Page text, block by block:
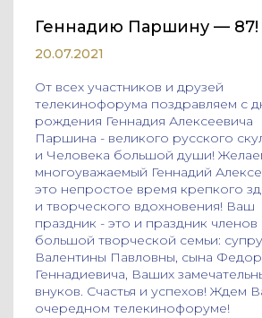
Геннадию Паршину — 87!
20.07.2021
От всех участников и друзей
телекинофорума поздравляем с
рождения Геннадия Алексеевича
Паршина - великого русского
и Человека большой души!
многоуважаемый Геннадий
это непростое время крепкого
и творческого вдохновения! Ваш
праздник - это и праздник
большой творческой семьи:
Валентины Павловны, сына
Геннадиевича, Ваших
внуков. Счастья и успехов! Ждем
очередном телекинофоруме!